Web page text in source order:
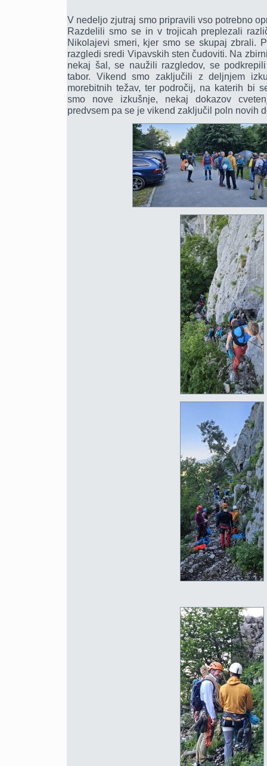
V nedeljo zjutraj smo pripravili vso potrebno
Razdelili smo se in v trojicah preplezali
Nikolajevi smeri, kjer smo se skupaj zbrali.
razgledi sredi Vipavskih sten čudoviti. Na
nekaj šal, se naužili razgledov, se
tabor. Vikend smo zaključili z deljnjem
morebitnih težav, ter področij, na katerih bi
smo nove izkušnje, nekaj dokazov
predvsem pa se je vikend zaključil poln novih